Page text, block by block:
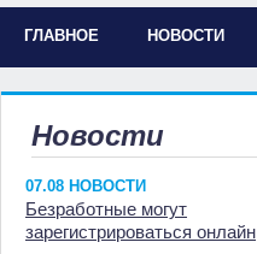
ГЛАВНОЕ НОВОСТИ
Новости
07.08 НОВОСТИ
Безработные могут
зарегистрироваться онлайн